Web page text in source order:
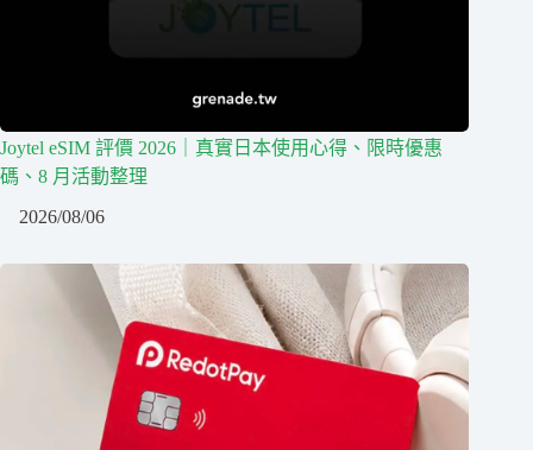
Joytel eSIM 評價 2026｜真實日本使用心得、限時優惠
碼、8 月活動整理
2026/08/06